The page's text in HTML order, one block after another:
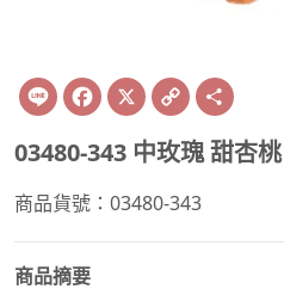
Line Facebook
X Copy
Link
03480-343 中玫瑰 甜杏桃
商品貨號：03480-343
商品摘要